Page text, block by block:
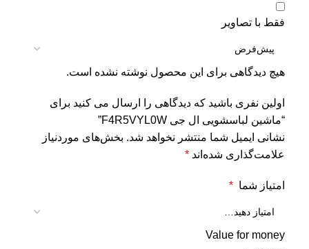
فقط با تصاویر
هیچ دیدگاهی برای این محصول نوشته نشده است.
اولین نفری باشید که دیدگاهی را ارسال می کنید برای
“ماشین لباسشویی ال جی F4R5VYL0W”
نشانی ایمیل شما منتشر نخواهد شد. بخش‌های موردنیاز
علامت‌گذاری شده‌اند *
امتیاز شما *
Value for money